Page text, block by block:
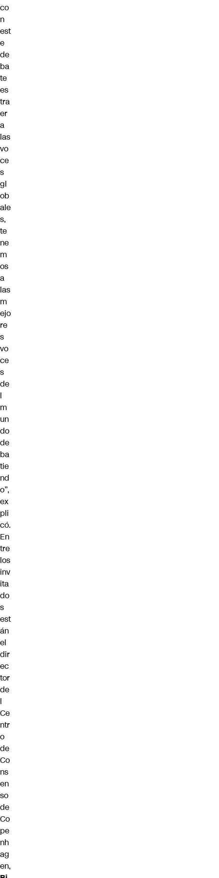
co
n
est
e
de
ba
te
es
tra
er
a
las
vo
ce
s
gl
ob
ale
s,
te
ne
m
os
a
las
m
ejo
re
s
vo
ce
s
de
l
m
un
do
de
ba
tie
nd
o”,
ex
pli
có.
En
tre
los
inv
ita
do
s
est
án
el
dir
ec
tor
de
l
Ce
ntr
o
de
Co
ns
en
so
de
Co
pe
nh
ag
en,